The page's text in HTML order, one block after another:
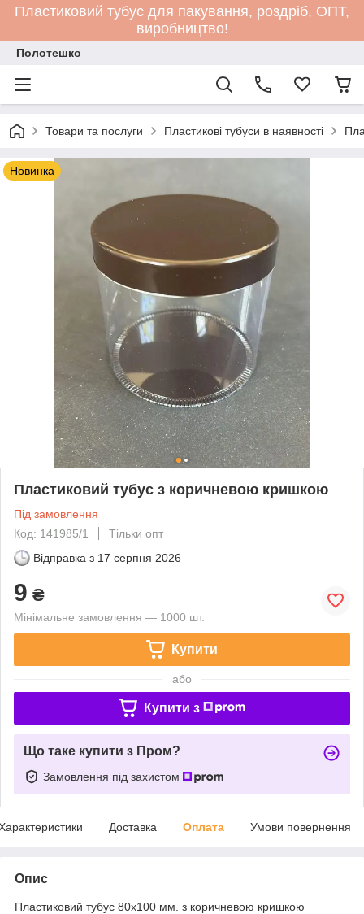
Пластиковий тубус для пакування, роздріб, ОПТ,
виробництво!
Полотешко
Товари та послуги Пластикові тубуси в наявності
Новинка
Пластиковий тубус з коричневою кришкою
Під замовлення
Код: 141985/1
Тільки опт
Відправка з 17 серпня 2026
9 ₴
Мінімальне замовлення — 1000 шт.
Купити
або
Купити з
Що таке купити з Пром?
Замовлення під захистом
Доставка Оплата Умови повернення
Опис
Пластиковий тубус 80х100 мм. з коричневою кришкою